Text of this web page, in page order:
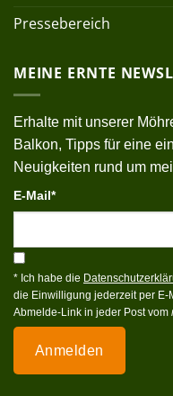
Pressebereich
MEINE ERNTE
Erhalte mit unserer
Balkon, Tipps für eine
Neuigkeiten rund um
E-Mail*
* Ich habe die
die Einwilligung jederzeit per E-
Abmelde-Link in jeder Post vom
Anmelden